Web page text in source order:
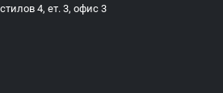
4, ет. 3, офис 3